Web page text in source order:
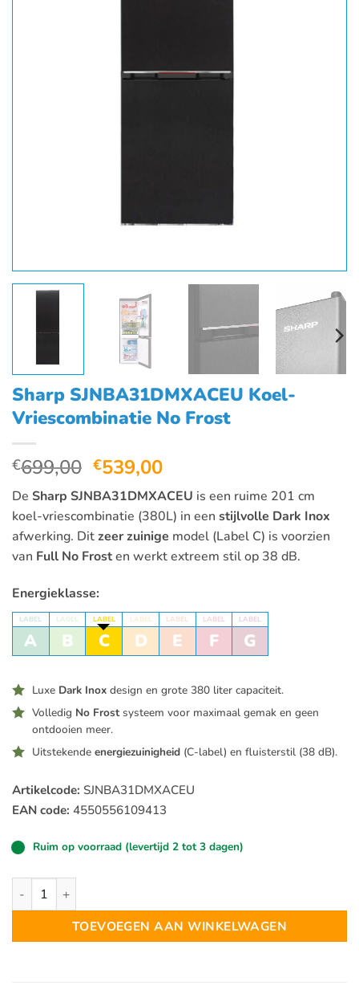
Sharp SJNBA31DMXACEU Koel-
Vriescombinatie No Frost
€699,00 Oorspronkelijke
prijs
was:
€699,00.
€539,00Huidige
prijs
is:
€539,00.
De Sharp SJNBA31DMXACEU is een ruime 201 cm
koel-vriescombinatie (380L) in een stijlvolle Dark Inox
afwerking. Ditzeer zuinige model (Label C) is voorzien
van Full No Frosten werkt extreem stil op 38 dB.
Energieklasse:
LABEL
A
LABEL
B
LABEL
C
LABEL
D
LABEL
E
LABEL
F
LABEL
G
Luxe Dark Inox design en grote 380 liter capaciteit.
Volledig No Frostsysteem voor maximaal gemak en geen
ontdooien meer.
Uitstekende energiezuinigheid (C-label) en fluisterstil (38 dB).
Artikelcode: SJNBA31DMXACEU
EAN code: 4550556109413
Ruim op voorraad (levertijd 2 tot 3 dagen)
Sharp SJNBA31DMXACEU Koel-Vriescombinatie No Frost
TOEVOEGEN AAN WINKELWAGEN